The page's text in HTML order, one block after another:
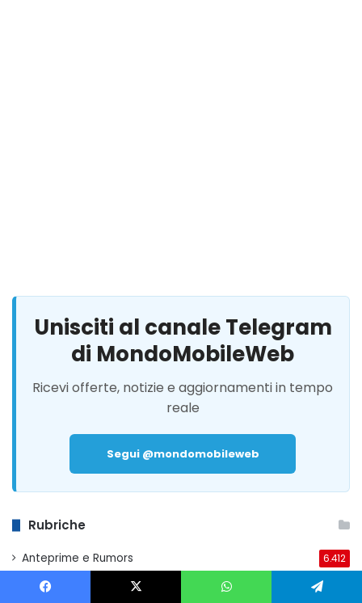
Unisciti al canale Telegram
di MondoMobileWeb
Ricevi offerte, notizie e aggiornamenti in tempo
reale
Segui @mondomobileweb
Rubriche
Anteprime e Rumors 6.412
Telecomunicazioni 8.156